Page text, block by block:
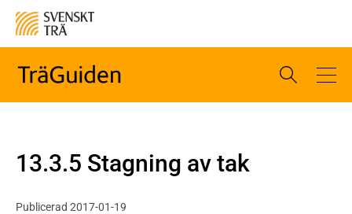
13.3.5 Stagning av tak
Publicerad 2017-01-19